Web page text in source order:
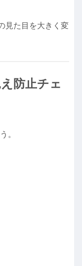
見た目を大きく変
防止チェ
。